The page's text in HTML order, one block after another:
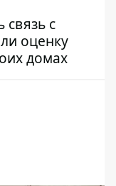
связь с
оценку
домах